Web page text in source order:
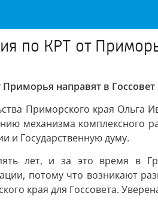
по КРТ от
направят в Госсовет
Приморского края
механизма комплексного
и Государственную думу.
лет, и за это время в
потому что возникают
края для Госсовета.